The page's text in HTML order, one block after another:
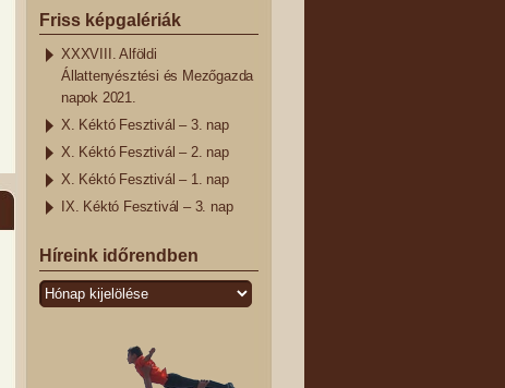
Friss képgalériák
XXXVIII. Alföldi
Állattenyésztési és Mezőgazda
napok 2021.
X. Kéktó Fesztivál – 3. nap
X. Kéktó Fesztivál – 2. nap
X. Kéktó Fesztivál – 1. nap
IX. Kéktó Fesztivál – 3. nap
Híreink időrendben